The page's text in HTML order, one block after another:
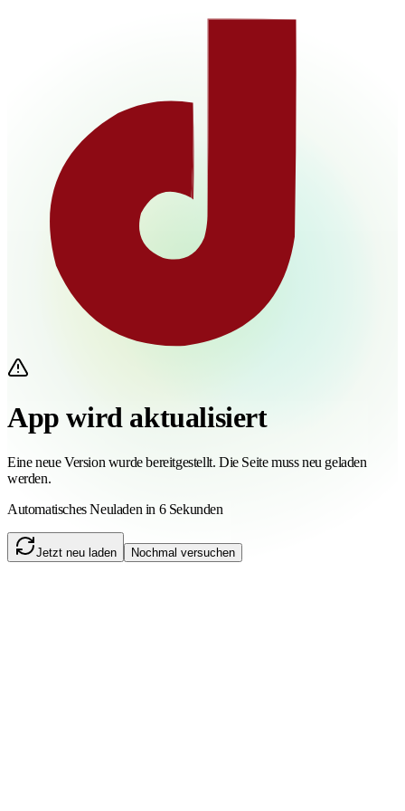
App wird aktualisiert
Eine neue Version wurde bereitgestellt. Die Seite muss neu geladen
werden.
Automatisches Neuladen in 6 Sekunden
Jetzt neu laden Nochmal versuchen